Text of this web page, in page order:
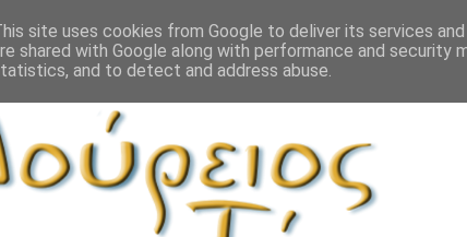
site uses cookies from Google to deliver its services
shared with Google along with performance and
and to detect and address abuse.